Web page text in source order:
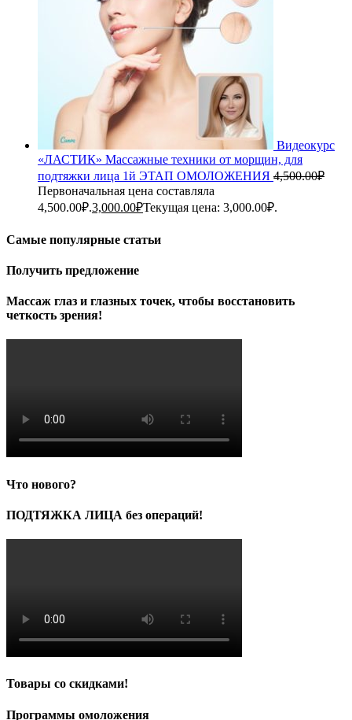
Видеокурс
«ЛАСТИК» Массажные техники от морщин, для
подтяжки лица 1й ЭТАП ОМОЛОЖЕНИЯ 4,500.00₽
Первоначальная цена составляла
4,500.00₽.3,000.00₽Текущая цена: 3,000.00₽.
Самые популярные статьи
Получить предложение
Массаж глаз и глазных точек, чтобы восстановить
четкость зрения!
Что нового?
ПОДТЯЖКА ЛИЦА без операций!
Товары со скидками!
Программы омоложения